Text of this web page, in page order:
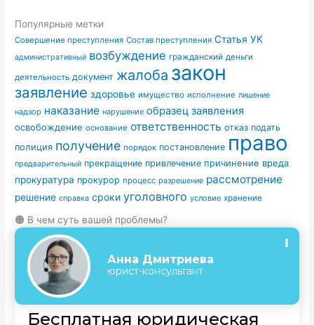
Популярные метки
Совершение преступления Состав преступления Статья УК
административный возбуждение гражданский деньги
деятельность документ жалоба закон
заявление здоровье имущество исполнение лишение
надзор наказание нарушение образец заявления
освобождение основание ответственность отказ подать
полиция получение порядок постановление право
предварительный прекращение привлечение причинение вреда
прокуратура прокурор процесс разрешение рассмотрение
решение справка сроки уголовного условие хранение
🟠 В чем суть вашей проблемы?